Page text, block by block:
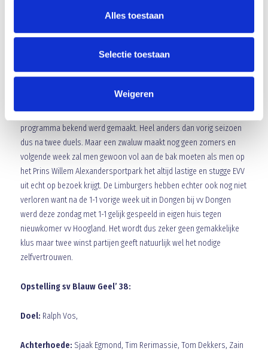
Alles toestaan
Selectie toestaan
Weigeren
resultaat van vorig weekend. Blauw Geel wint een belangrijke
het gehele duel druk langs de lijn coachend maar feit is dat hij zijn
team tactisch had neergezet. Een hele mooie teamprestatie dus
Zes punten uit twee duels, wie had dat kunnen denken toen het
programma bekend werd gemaakt. Heel anders dan vorig seizoen
dus na twee duels. Maar een zwaluw maakt nog geen zomers en
volgende week zal men gewoon vol aan de bak moeten als men op
het Prins Willem Alexandersportpark het altijd lastige en stugge EVV
uit echt op bezoek krijgt. De Limburgers hebben echter ook nog niet
verloren want na de 1-1 vorige week uit in Dongen bij vv Dongen
werd deze zondag met 1-1 gelijk gespeeld in eigen huis tegen
nieuwkomer vv Hoogland. Het wordt dus zeker geen gemakkelijke
klus maar twee winst partijen geeft natuurlijk wel het nodige
zelfvertrouwen.
Opstelling sv Blauw Geel’ 38:
Doel: Ralph Vos,
Achterhoede: Sjaak Egmond, Tim Rerimassie, Tom Dekkers, Zain